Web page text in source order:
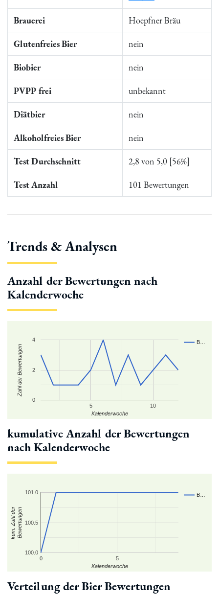
Brauerei Hoepfner Bräu
Glutenfreies Bier nein
Biobier nein
PVPP frei unbekannt
Diätbier nein
Alkoholfreies Bier nein
Test Durchschnitt 2,8 von 5,0 [56%]
Test Anzahl 101 Bewertungen
Trends & Analysen
Anzahl der Bewertungen nach
Kalenderwoche
B…
5 10
0
2
4
Kalenderwoche
Zahl der Bewertungen
kumulative Anzahl der Bewertungen
nach Kalenderwoche
B…
0 5
100.0
100.5
101.0
Kalenderwoche
kum. Zahl derBewertungen
Verteilung der Bier Bewertungen